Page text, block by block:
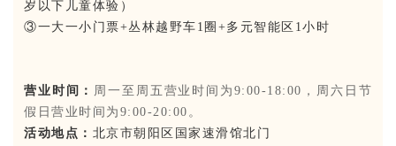
岁以下儿童体验）
③一大一小门票+丛林越野车1圈+多元智能区1小时
营业时间：
周一至周五营业时间为9:00-18:00，周六日节
假日营业时间为9:00-20:00。
活动地点： 北京市朝阳区国家速滑馆北门